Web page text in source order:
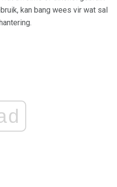
kan bang wees vir wat sal